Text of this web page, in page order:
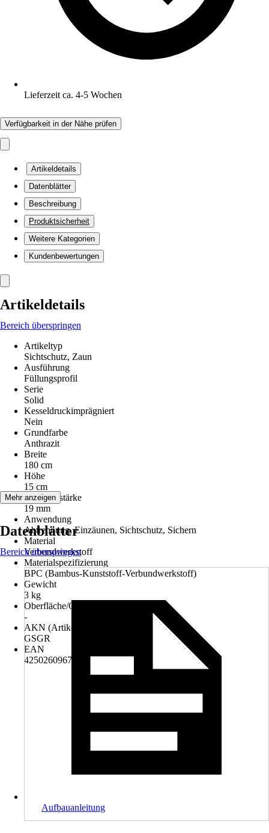
Lieferzeit ca. 4-5 Wochen
Verfügbarkeit in der Nähe prüfen
Artikeldetails
Datenblätter
Beschreibung
Produktsicherheit
Weitere Kategorien
Kundenbewertungen
Artikeldetails
Bereich überspringen
Artikeltyp
Sichtschutz, Zaun
Ausführung
Füllungsprofil
Serie
Solid
Kesseldruckimprägniert
Nein
Grundfarbe
Anthrazit
Breite
180 cm
Höhe
15 cm
Lamellenstärke
19 mm
Anwendung
Abtrennung, Einzäunen, Sichtschutz, Sichern
Material
Verbundwerkstoff
Materialspezifizierung
BPC (Bambus-Kunststoff-Verbundwerkstoff)
Gewicht
3 kg
Oberfläche/Oberflächenbehandlung
-
AKN (Artikelkurznummer)
GSGR
EAN
4250260967865
Mehr anzeigen
Datenblätter
Bereich überspringen
Aufbauanleitung